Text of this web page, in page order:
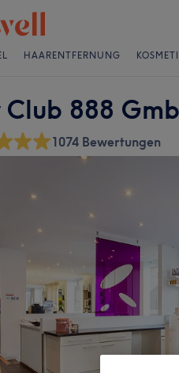
HAARENTFERNUNG
Club 888
1074 Bewertungen